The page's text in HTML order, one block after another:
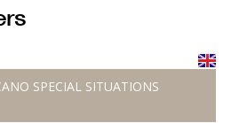
SPECIAL SITUATIONS